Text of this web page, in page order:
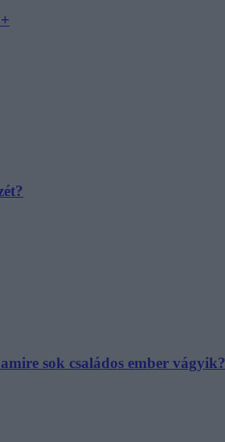
sok családos ember vágyik?